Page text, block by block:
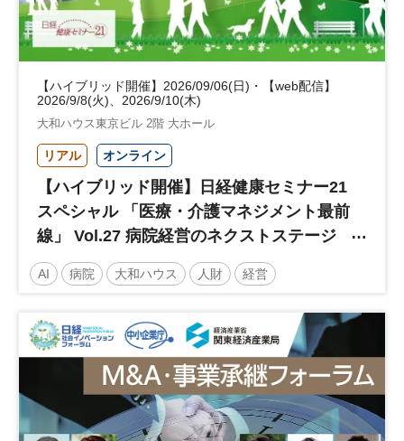
【ハイブリッド開催】2026/09/06(日)・【web配信】
2026/9/8(火)、2026/9/10(木)
大和ハウス東京ビル 2階 大ホール
リアル オンライン
【ハイブリッド開催】日経健康セミナー21
スペシャル 「医療・介護マネジメント最前
線」 Vol.27 病院経営のネクストステージ
～診療報酬改定のその先 AI・DX・人財戦
略で描く持続可能な未来へ～
AI 病院 大和ハウス 人財 経営
人材戦略
日経健康セミナー 病院経営 診療報酬
土日祝開催